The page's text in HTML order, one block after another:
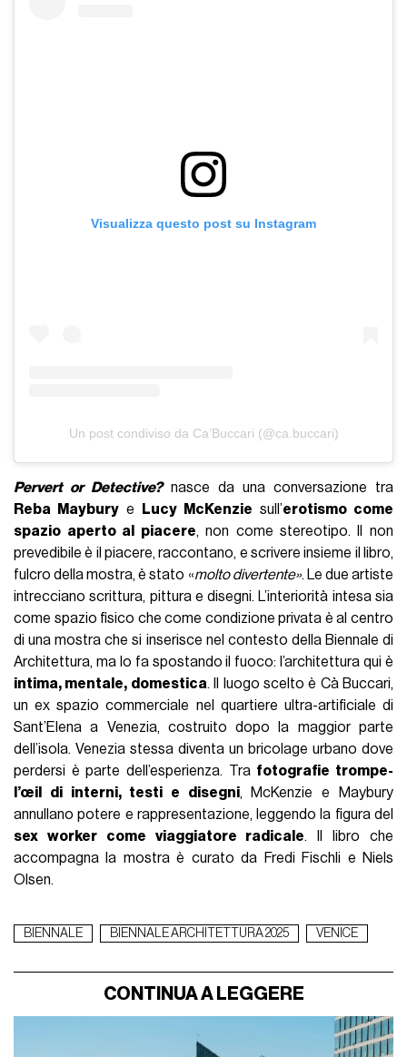
Visualizza questo post su Instagram
Un post condiviso da Ca’Buccari (@ca.buccari)
Pervert or Detective?nasce da una conversazione tra
Reba Maybury e Lucy McKenzie sull’erotismo come
spazio aperto al piacere, non come stereotipo. Il non
prevedibile è il piacere, raccontano, e scrivere insieme il libro,
fulcro della mostra, è stato «molto divertente». Le due artiste
intrecciano scrittura, pittura e disegni. L’interiorità intesa sia
come spazio fisico che come condizione privata è al centro
di una mostra che si inserisce nel contesto della Biennale di
Architettura, ma lo fa spostando il fuoco: l’architettura qui è
intima, mentale, domestica. Il luogo scelto è Cà Buccari,
un ex spazio commerciale nel quartiere ultra-artificiale di
Sant’Elena a Venezia, costruito dopo la maggior parte
dell’isola. Venezia stessa diventa un bricolage urbano dove
perdersi è parte dell’esperienza. Tra fotografie trompe-
l’œil di interni, testi e disegni, McKenzie e Maybury
annullano potere e rappresentazione, leggendo la figura del
sex worker come viaggiatore radicale. Il libro che
accompagna la mostra è curato da Fredi Fischli e Niels
Olsen.
BIENNALE BIENNALE ARCHITETTURA 2025 VENICE
CONTINUA A LEGGERE